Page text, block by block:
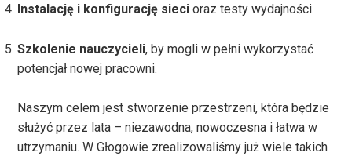
Instalację i konfigurację sieci oraz testy wydajności.
Szkolenie nauczycieli, by mogli w pełni wykorzystać
potencjał nowej pracowni.
Naszym celem jest stworzenie przestrzeni, która będzie
służyć przez lata – niezawodna, nowoczesna i łatwa w
utrzymaniu. W Głogowie zrealizowaliśmy już wiele takich